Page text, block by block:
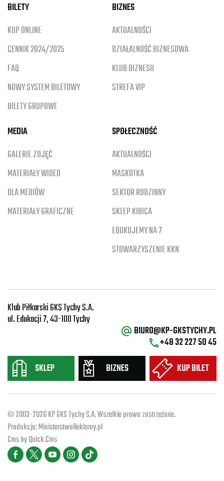
BILETY
KUP ONLINE
CENNIK 2024/2025
FAQ
NOWY SYSTEM BILETOWY
BILETY GRUPOWE
BIZNES
AKTUALNOŚCI
DZIAŁALNOŚĆ BIZNESOWA
KLUB BIZNESU
STREFA VIP
MEDIA
GALERIE ZDJĘĆ
MATERIAŁY WIDEO
DLA MEDIÓW
MATERIAŁY GRAFICZNE
SPOŁECZNOŚĆ
AKTUALNOŚCI
MASKOTKA
SEKTOR RODZINNY
SKLEP KIBICA
EDUKUJEMY NA 7
STOWARZYSZENIE KKN
Klub Piłkarski GKS Tychy S.A.
ul. Edukacji 7, 43-100 Tychy
SKLEP BIZNES KUP BILET
BIURO@KP-GKSTYCHY.PL
+48 32 227 50 45
© 2003-2026 KP GKS Tychy S.A. Wszelkie prawa zastrzeżone.
Produkcja:MinisterstwoReklamy.pl
Cms byQuick.Cms